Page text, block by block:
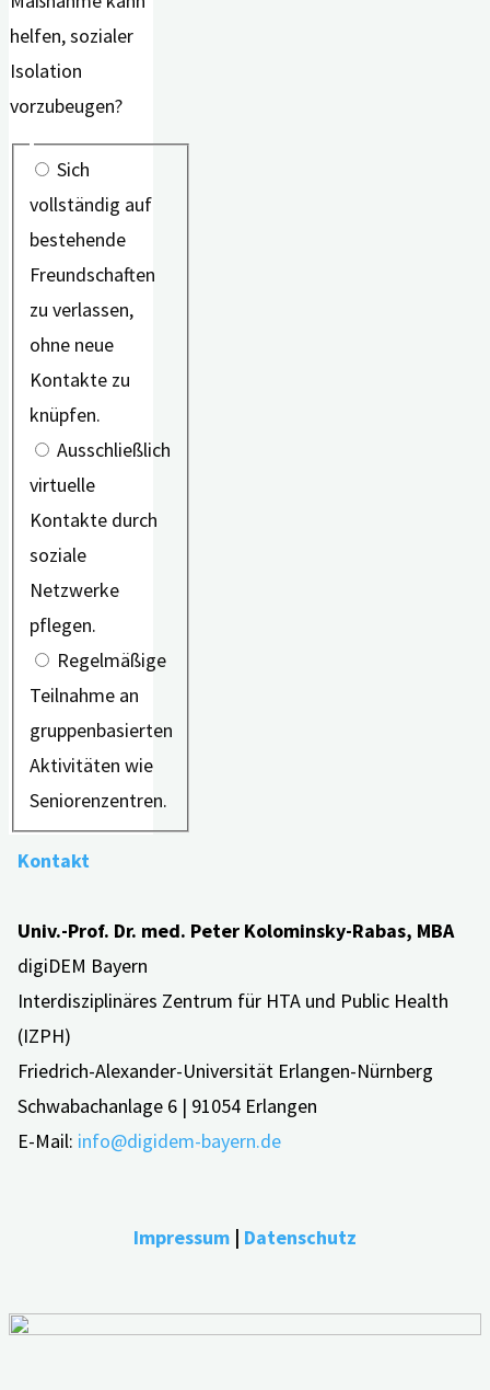
helfen, sozialer
Isolation
vorzubeugen?
Sich
vollständig auf
bestehende
Freundschaften
zu verlassen,
ohne neue
Kontakte zu
knüpfen.
Ausschließlich
virtuelle
Kontakte durch
soziale
Netzwerke
pflegen.
Regelmäßige
Teilnahme an
gruppenbasierten
Aktivitäten wie
Seniorenzentren.
Kontakt
Univ.-Prof. Dr. med. Peter Kolominsky-Rabas, MBA
digiDEM Bayern
Interdisziplinäres Zentrum für HTA und Public Health
(IZPH)
Friedrich-Alexander-Universität Erlangen-Nürnberg
Schwabachanlage 6 | 91054 Erlangen
E-Mail: info@digidem-bayern.de
Impressum | Datenschutz